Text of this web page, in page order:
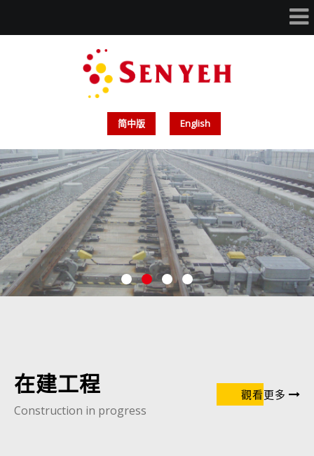
简中版 English
在建工程
Construction in progress
觀看更多